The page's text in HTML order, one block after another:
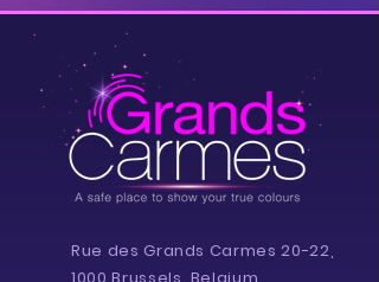
Rue des Grands Carmes 20-22,